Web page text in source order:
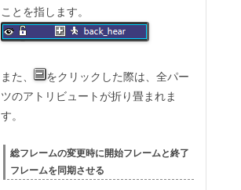
ことを指します。
また、
をクリックした際は、全パー
ツのアトリビュートが折り畳まれま
す。
総フレームの変更時に開始フレームと終了
フレームを同期させる